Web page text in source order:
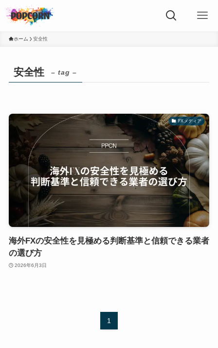
ホーム 安全性
安全性 – tag –
FXメディア
海外FXの安全性を見極める判断基準と信頼できる業者
の選び方
2026年6月3日
1